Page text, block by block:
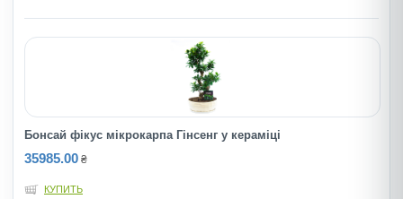
Бонсай фікус мікрокарпа Гінсенг у кераміці
35985.00 ₴
КУПИТЬ